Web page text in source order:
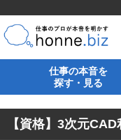
仕事の本音を
探す・見る
【資格】3次元